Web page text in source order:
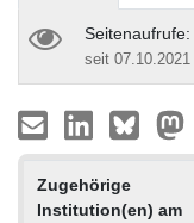
seit 07.10.2021
Zugehörige
Institution(en) am